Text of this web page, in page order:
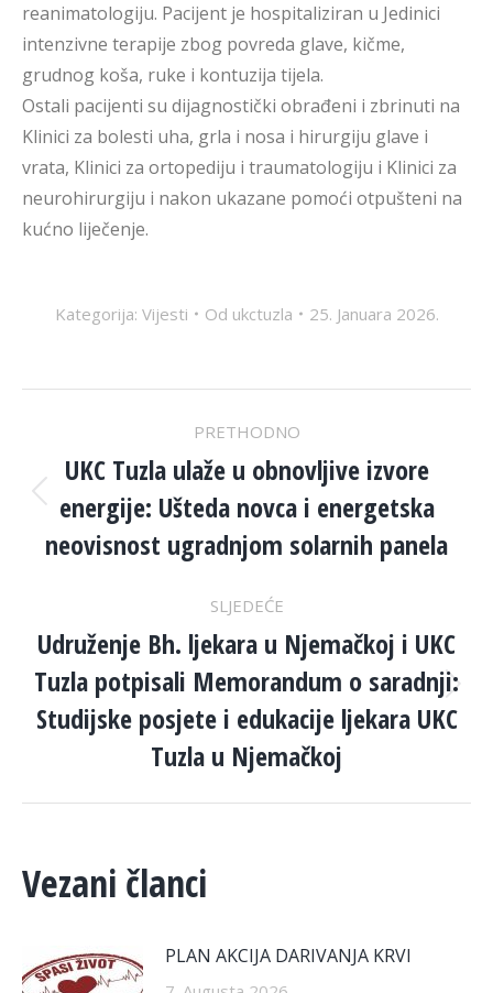
reanimatologiju. Pacijent je hospitaliziran u Jedinici
intenzivne terapije zbog povreda glave, kičme,
grudnog koša, ruke i kontuzija tijela.
Ostali pacijenti su dijagnostički obrađeni i zbrinuti na
Klinici za bolesti uha, grla i nosa i hirurgiju glave i
vrata, Klinici za ortopediju i traumatologiju i Klinici za
neurohirurgiju i nakon ukazane pomoći otpušteni na
kućno liječenje.
Kategorija: Vijesti Od ukctuzla 25. Januara 2026.
NAVIGATION
PRETHODNO
Previous
post:
UKC Tuzla ulaže u obnovljive izvore
energije: Ušteda novca i energetska
neovisnost ugradnjom solarnih panela
SLJEDEĆE
Next
post:
Udruženje Bh. ljekara u Njemačkoj i UKC
Tuzla potpisali Memorandum o saradnji:
Studijske posjete i edukacije ljekara UKC
Tuzla u Njemačkoj
Vezani članci
PLAN AKCIJA DARIVANJA KRVI